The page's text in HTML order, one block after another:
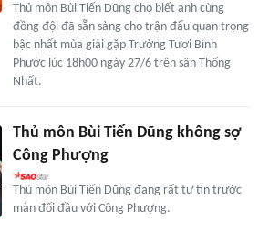
Thủ môn Bùi Tiến Dũng cho biết anh cùng
đồng đội đã sẵn sàng cho trận đấu quan trọng
bậc nhất mùa giải gặp Trường Tươi Bình
Phước lúc 18h00 ngày 27/6 trên sân Thống
Nhất.
Thủ môn Bùi Tiến Dũng không sợ
Công Phượng
Thủ môn Bùi Tiến Dũng đang rất tự tin trước
màn đối đầu với Công Phượng.